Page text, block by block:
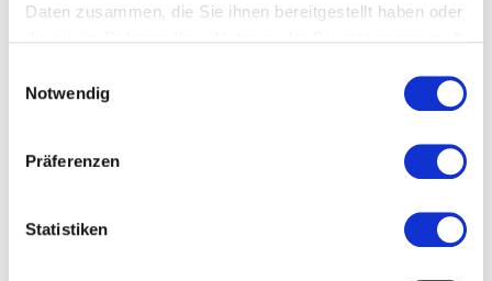
Daten zusammen, die Sie ihnen bereitgestellt haben oder
Notwendig
Präferenzen
Statistiken